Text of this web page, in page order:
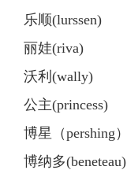
乐顺(lurssen)
丽娃(riva)
沃利(wally)
公主(princess)
博星（pershing）
博纳多(beneteau)